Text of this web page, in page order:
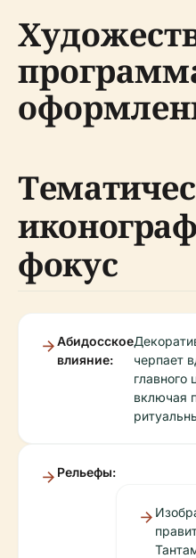
фокус
Абидосское
влияние:
черпает
главного
включая
Рельефы: